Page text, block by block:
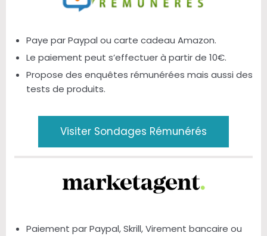
Paye par Paypal ou carte cadeau Amazon.
Le paiement peut s’effectuer à partir de 10€.
Propose des enquêtes rémunérées mais aussi des
tests de produits.
Visiter Sondages Rémunérés
Paiement par Paypal, Skrill, Virement bancaire ou